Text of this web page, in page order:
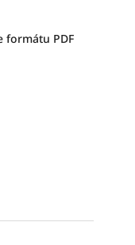
formátu PDF